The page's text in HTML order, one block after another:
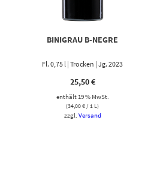
BINIGRAU B-NEGRE
Fl. 0,75 l | Trocken | Jg. 2023
25,50€
enthält 19 % MwSt.
(34,00€/ 1 L)
zzgl. Versand